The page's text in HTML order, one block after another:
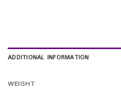
ADDITIONAL INFORMATION
WEIGHT